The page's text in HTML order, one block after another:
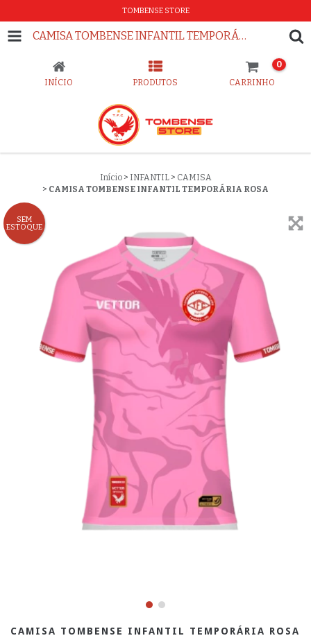
TOMBENSE STORE
CAMISA TOMBENSE INFANTIL TEMPORÁRIA ROSA
INÍCIO PRODUTOS CARRINHO
0
Início > INFANTIL > CAMISA
> CAMISA TOMBENSE INFANTIL TEMPORÁRIA ROSA
SEM
ESTOQUE
CAMISA TOMBENSE INFANTIL TEMPORÁRIA ROSA